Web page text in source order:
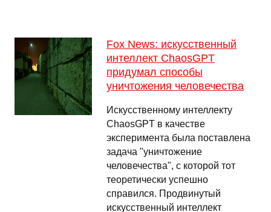
Fox News: искусственный
интеллект ChaosGPT
придумал способы
уничтожения человечества
Искусственному интеллекту
ChaosGPT в качестве
эксперимента была поставлена
задача "уничтожение
человечества", с которой тот
теоретически успешно
справился. Продвинутый
искусственный интеллект